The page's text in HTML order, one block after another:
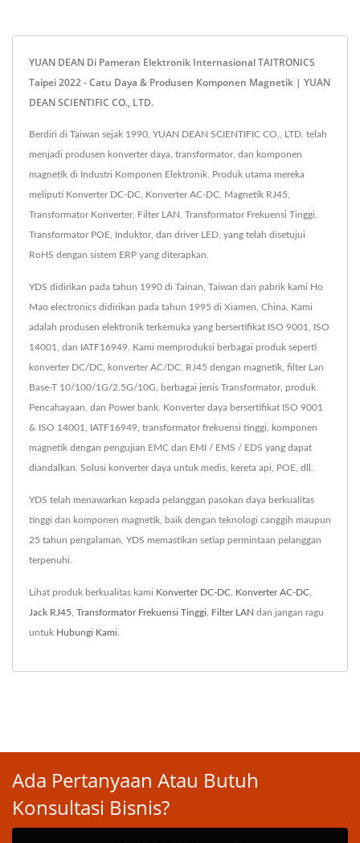
YUAN DEAN Di Pameran Elektronik Internasional TAITRONICS
Taipei 2022 - Catu Daya & Produsen Komponen Magnetik | YUAN
DEAN SCIENTIFIC CO., LTD.
Berdiri di Taiwan sejak 1990, YUAN DEAN SCIENTIFIC CO., LTD. telah
menjadi produsen konverter daya, transformator, dan komponen
magnetik di Industri Komponen Elektronik. Produk utama mereka
meliputi Konverter DC-DC, Konverter AC-DC, Magnetik RJ45,
Transformator Konverter, Filter LAN, Transformator Frekuensi Tinggi,
Transformator POE, Induktor, dan driver LED, yang telah disetujui
RoHS dengan sistem ERP yang diterapkan.
YDS didirikan pada tahun 1990 di Tainan, Taiwan dan pabrik kami Ho
Mao electronics didirikan pada tahun 1995 di Xiamen, China. Kami
adalah produsen elektronik terkemuka yang bersertifikat ISO 9001, ISO
14001, dan IATF16949. Kami memproduksi berbagai produk seperti
konverter DC/DC, konverter AC/DC, RJ45 dengan magnetik, filter Lan
Base-T 10/100/1G/2.5G/10G, berbagai jenis Transformator, produk
Pencahayaan, dan Power bank. Konverter daya bersertifikat ISO 9001
& ISO 14001, IATF16949, transformator frekuensi tinggi, komponen
magnetik dengan pengujian EMC dan EMI / EMS / EDS yang dapat
diandalkan. Solusi konverter daya untuk medis, kereta api, POE, dll.
YDS telah menawarkan kepada pelanggan pasokan daya berkualitas
tinggi dan komponen magnetik, baik dengan teknologi canggih maupun
25 tahun pengalaman, YDS memastikan setiap permintaan pelanggan
terpenuhi.
Lihat produk berkualitas kami Konverter DC-DC Konverter AC-DC
Jack RJ45 Transformator Frekuensi Tinggi Filter LAN dan jangan ragu
untuk Hubungi Kami
Ada Pertanyaan Atau Butuh
Konsultasi Bisnis?